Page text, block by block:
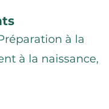
à la
à la naissance,